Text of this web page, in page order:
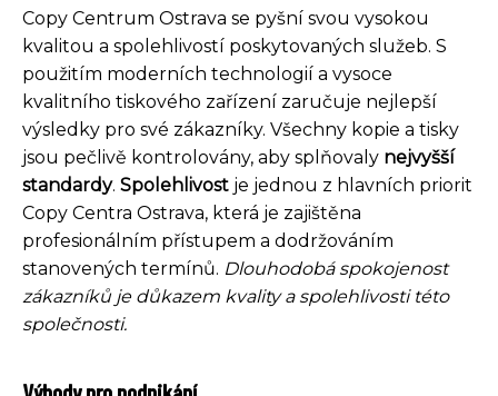
Copy Centrum Ostrava se pyšní svou vysokou
kvalitou a spolehlivostí poskytovaných služeb. S
použitím moderních technologií a vysoce
kvalitního tiskového zařízení zaručuje nejlepší
výsledky pro své zákazníky. Všechny kopie a tisky
jsou pečlivě kontrolovány, aby splňovaly nejvyšší
standardy. Spolehlivost je jednou z hlavních priorit
Copy Centra Ostrava, která je zajištěna
profesionálním přístupem a dodržováním
stanovených termínů. Dlouhodobá spokojenost
zákazníků je důkazem kvality a spolehlivosti této
společnosti.